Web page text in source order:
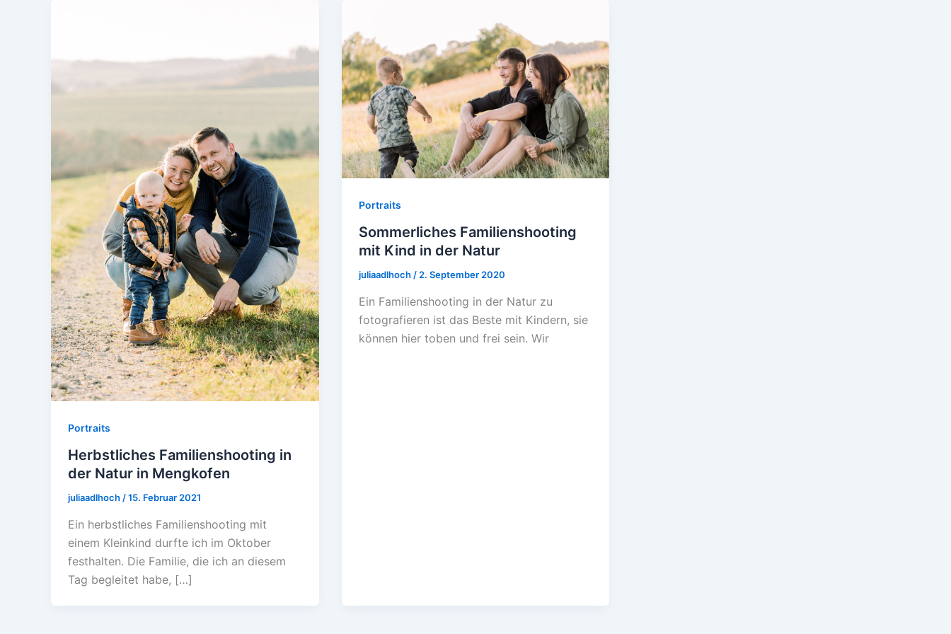
Portraits
Herbstliches Familienshooting in
der Natur in Mengkofen
juliaadlhoch /15. Februar 2021
Ein herbstliches Familienshooting mit
einem Kleinkind durfte ich im Oktober
festhalten. Die Familie, die ich an diesem
Tag begleitet habe, […]
Portraits
Sommerliches Familienshooting
mit Kind in der Natur
juliaadlhoch / 2. September 2020
Ein Familienshooting in der Natur zu
fotografieren ist das Beste mit Kindern, sie
können hier toben und frei sein. Wir